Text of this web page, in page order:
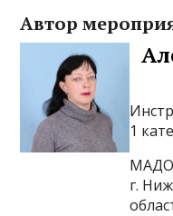
Автор
1
г.